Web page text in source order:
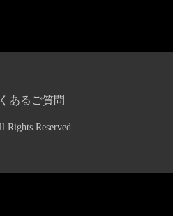
あるご質問
Reserved.